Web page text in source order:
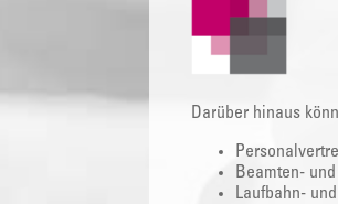
Darüber hinaus
Beamten-
Laufbahn-